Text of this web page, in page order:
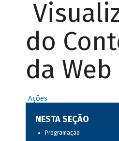
do
da Web
Ações
NESTA SEÇÃO
Programação